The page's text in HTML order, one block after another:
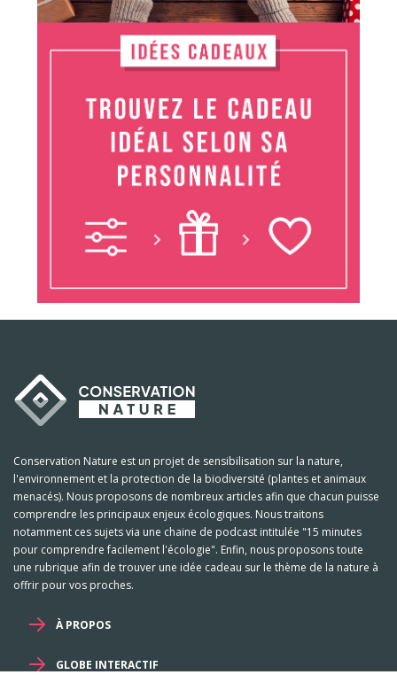
Conservation Nature est un projet de sensibilisation sur la nature,
l'environnement et la protection de la biodiversité (plantes et animaux
menacés). Nous proposons de nombreux articles afin que chacun puisse
comprendre les principaux enjeux écologiques. Nous traitons
notamment ces sujets via une chaine de podcast intitulée "15 minutes
pour comprendre facilement l'écologie". Enfin, nous proposons toute
une rubrique afin de trouver une idée cadeau sur le thème de la nature à
offrir pour vos proches.
À PROPOS
GLOBE INTERACTIF